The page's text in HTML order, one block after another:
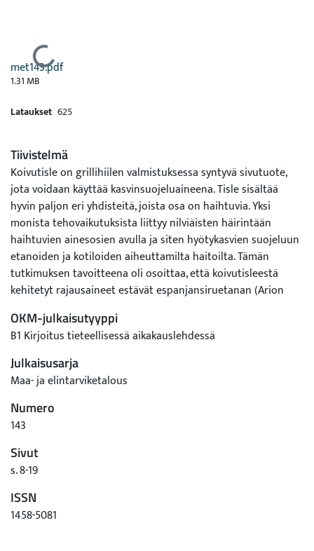
Ladataan...
met143.pdf
1.31 MB
Lataukset 625
Tiivistelmä
Koivutisle on grillihiilen valmistuksessa syntyvä sivutuote,
jota voidaan käyttää kasvinsuojeluaineena. Tisle sisältää
hyvin paljon eri yhdisteitä, joista osa on haihtuvia. Yksi
monista tehovaikutuksista liittyy nilviäisten häirintään
haihtuvien ainesosien avulla ja siten hyötykasvien suojeluun
etanoiden ja kotiloiden aiheuttamilta haitoilta. Tämän
tutkimuksen tavoitteena oli osoittaa, että koivutisleestä
kehitetyt rajausaineet estävät espanjansiruetanan (Arion
tisleellä käsiteltyjen muovimateriaalien yli. MTT:n koekentällä
Jokioisissa ruukuissa kasvavia kiinankaaleja suojattiin
sivelemällä ruukkujen ulkopinnat tisleellä. Osa ruukuista
varustettiin muovikauluksella suojaamaan tislettä sateelta ja
auringonpaahteelta. Lehtokotilokokeissa Lahdessa
hyötykasvien suojana käytettiin pleksiaidasta tehtyjä
kehikkoja, joiden yläreunat taitettiin sadesuojaksi.
tahmeamman (BTO2) tisleen seoksella viikon tai kahden
viikon välein kuukauden ajan. Kontrolleina toimivat
käsittelemättömät ruukut. Kotilokokeessa sekoitettiin
tislettä (BTO2) vaseliiniin, jota siveltiin pleksiaitojen
OKM-julkaisutyyppi
B1 Kirjoitus tieteellisessä aikakauslehdessä
Julkaisusarja
Maa- ja elintarviketalous
Numero
143
Sivut
s. 8-19
ISSN
1458-5081